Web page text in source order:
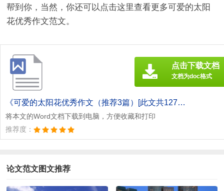
帮到你，当然，你还可以点击这里查看更多可爱的太阳
花优秀作文范文。
《可爱的太阳花优秀作文（推荐3篇）[此文共1279字].doc》
将本文的Word文档下载到电脑，方便收藏和打印
推荐度：
点击下载文档
文档为doc格式
论文范文图文推荐